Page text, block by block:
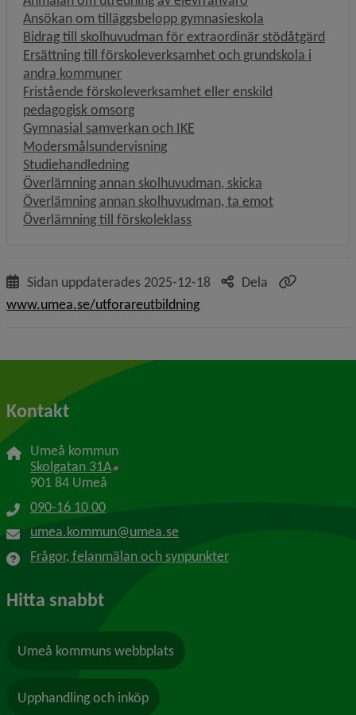
Ansökan om tilläggsbelopp gymnasieskola
Bidrag till skolhuvudman för extraordinär stödåtgärd
Ersättning till förskoleverksamhet och grundskola i
andra kommuner
Fristående förskoleverksamhet eller enskild
pedagogisk omsorg
Gymnasial samverkan och IKE
Modersmålsundervisning
Studiehandledning
Överlämning annan skolhuvudman, skicka
Överlämning annan skolhuvudman, ta emot
Överlämning till förskoleklass
Sidan uppdaterades 2025-12-18
Dela
www.umea.se/utforareutbildning
Kontakt
Umeå kommun
Skolgatan 31A Länk till annan webbplats, öppnas i nytt
901 84 Umeå
090-16 10 00
umea.kommun@umea.se
Frågor, felanmälan och synpunkter
Hitta snabbt
Umeå kommuns webbplats
Upphandling och inköp